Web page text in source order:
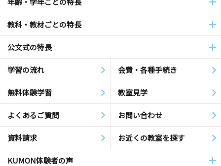
教科・教材ごとの特長
公文式の特長
学習の流れ 会費・各種手続き
無料体験学習 教室見学
よくあるご質問 お問い合わせ
資料請求 お近くの教室を探す
KUMON体験者の声